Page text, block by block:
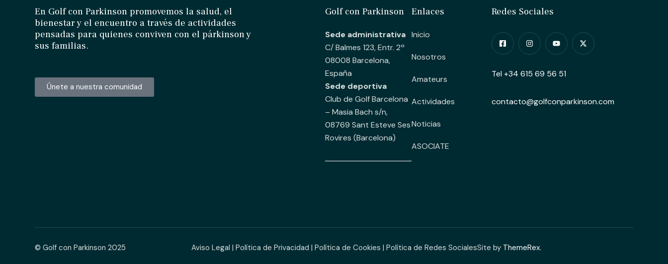
En Golf con Parkinson promovemos la salud, el
bienestar y el encuentro a través de actividades
pensadas para quienes conviven con el párkinson y
sus familias.
Únete a nuestra comunidad
Golf con Parkinson
Sede administrativa
C/ Balmes 123, Entr. 2ª
08008 Barcelona,
España
Sede deportiva
Club de Golf Barcelona
– Masia Bach s/n,
08769 Sant Esteve Ses
Rovires (Barcelona)
Enlaces
Inicio
Nosotros
Amateurs
Actividades
Noticias
ASOCIATE
Redes Sociales
Tel +34 615 69 56 51
contacto@golfconparkinson.com
© Golf con Parkinson 2025 Aviso Legal | Política de Privacidad | Política de Cookies | Política de Redes SocialesSite by ThemeRex.